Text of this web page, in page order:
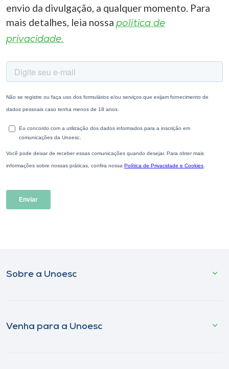
envio da divulgação, a qualquer momento. Para
mais detalhes, leia nossa política de
privacidade.
Sobre a Unoesc
Venha para a Unoesc